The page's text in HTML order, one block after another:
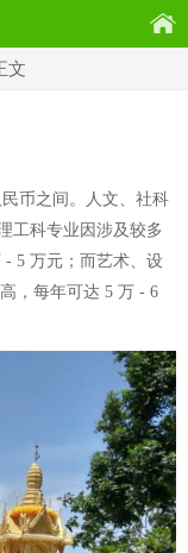
文
币之间。人文、社科
工科专业因涉及较多
- 5 万元；而艺术、设
，每年可达 5 万 - 6